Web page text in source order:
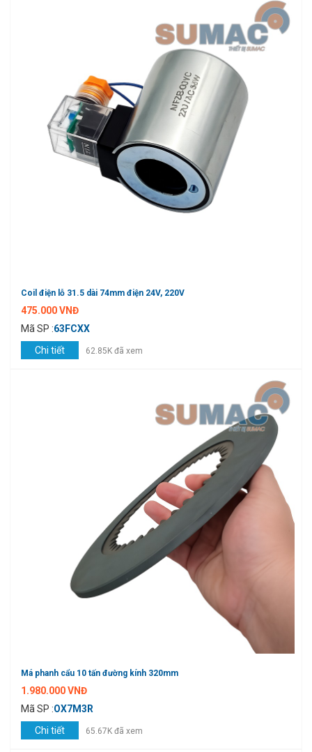
Coil điện lỗ 31.5 dài 74mm điện 24V, 220V
475.000 VNĐ
Mã SP :63FCXX
Chi tiết
62.85K đã xem
Má phanh cẩu 10 tấn đường kính 320mm
1.980.000 VNĐ
Mã SP :OX7M3R
Chi tiết
65.67K đã xem